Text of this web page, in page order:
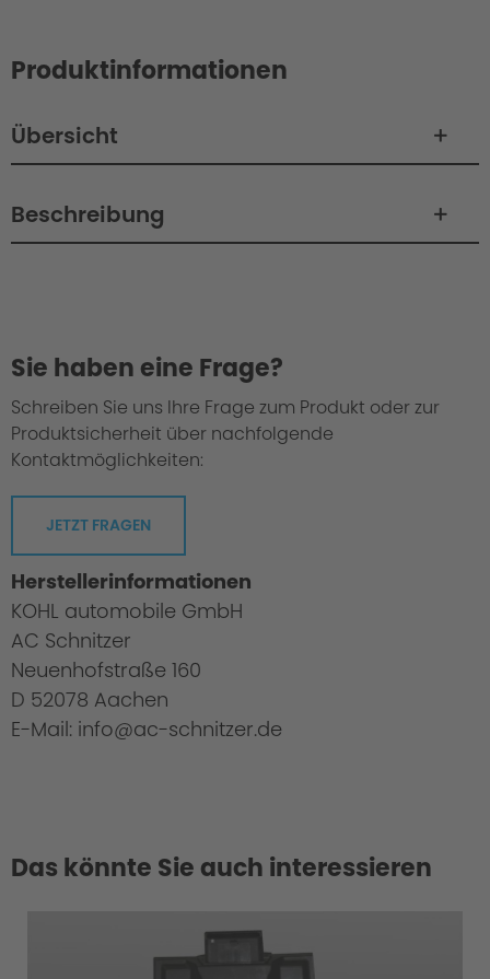
Produktinformationen
Übersicht
Beschreibung
Sie haben eine Frage?
Schreiben Sie uns Ihre Frage zum Produkt oder zur
Produktsicherheit über nachfolgende
Kontaktmöglichkeiten:
JETZT FRAGEN
Herstellerinformationen
KOHL automobile GmbH
AC Schnitzer
Neuenhofstraße 160
D 52078 Aachen
E-Mail: info@ac-schnitzer.de
Das könnte Sie auch interessieren